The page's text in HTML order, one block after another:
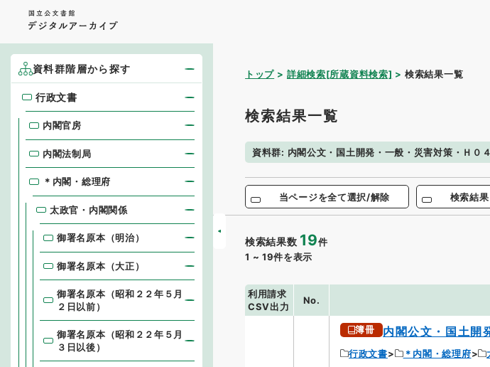
トップ 詳細検索[所蔵資料検索] 検索結果一覧
検索結果一覧
資料群: 内閣公文・国土開発・一般・災害対策・Ｈ０
当ページを全て選択/解除 検索結
検索結果数 19件
1 ~ 19件を表示
利用請求
CSV出力
No.
簿冊 内閣公文・国土開
行政文書 ＊内閣・総理府
資料群階層から探す
行政文書
行政文書
内閣官房
内閣法制局
＊内閣・総理府
太政官・内閣関係
御署名原本（明治）
御署名原本（大正）
御署名原本（昭和２２年５月
２日以前）
御署名原本（昭和２２年５月
３日以後）